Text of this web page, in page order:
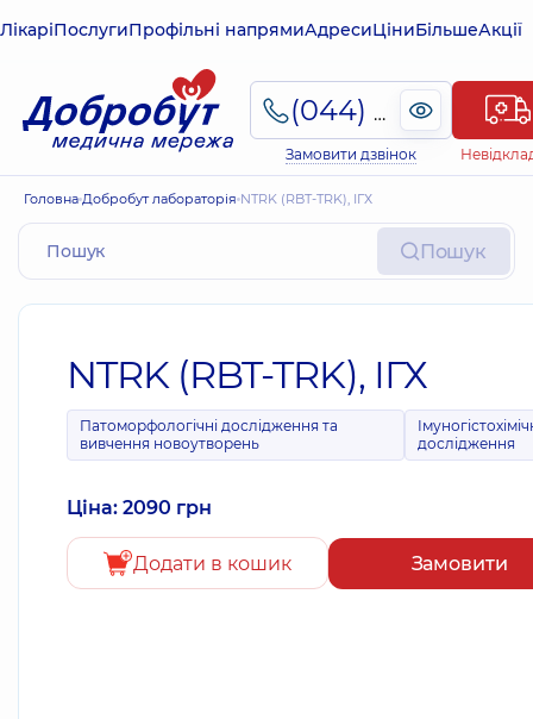
ЛікаріПослугиПрофільні напрямиАдресиЦіниБільшеАкції
(044) 495-2-888
Замовити дзвінок
Головна Добробут лабораторія NTRK (RBT-TRK), ІГХ
Пошук
NTRK (RBT-TRK), ІГХ
Патоморфологічні дослідження та
вивчення новоутворень
дослідження
Ціна: 2090 грн
Додати в кошик Замовити